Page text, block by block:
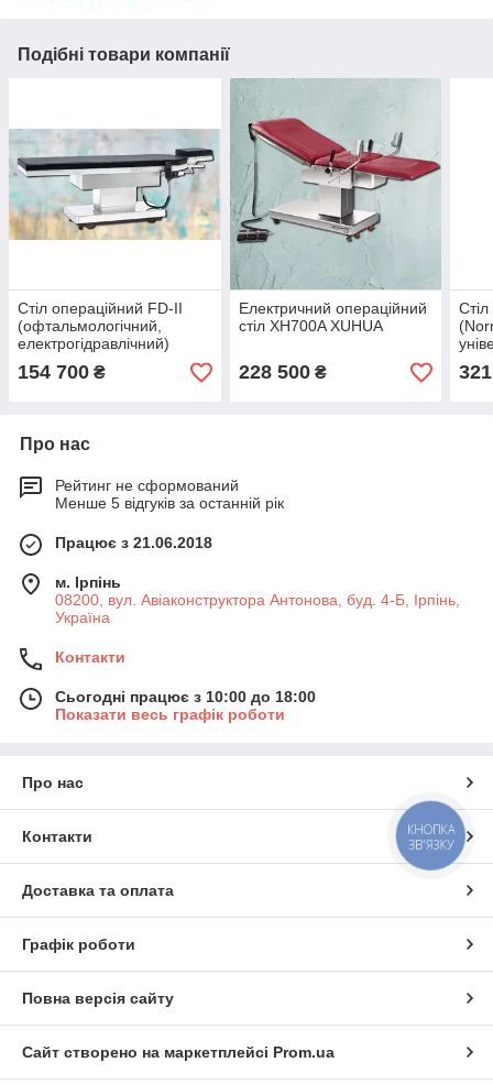
Подібні товари компанії
Стіл операційний FD-ІІ
(офтальмологічний,
електрогідравлічний)
154 700 ₴
Електричний операційний
стіл XH700A XUHUA
228 500₴
Про нас
Рейтинг не сформований
Менше 5 відгуків за останній рік
Працює з 21.06.2018
м. Ірпінь
08200, вул. Авіаконструктора Антонова, буд. 4-Б, Ірпінь,
Україна
Контакти
Сьогодні працює з 10:00 до 18:00
Показати весь графік роботи
Про нас
Контакти
Доставка та оплата
Графік роботи
Повна версія сайту
Сайт створено на маркетплейсі Prom.ua
КНОПКА
ЗВ'ЯЗКУ